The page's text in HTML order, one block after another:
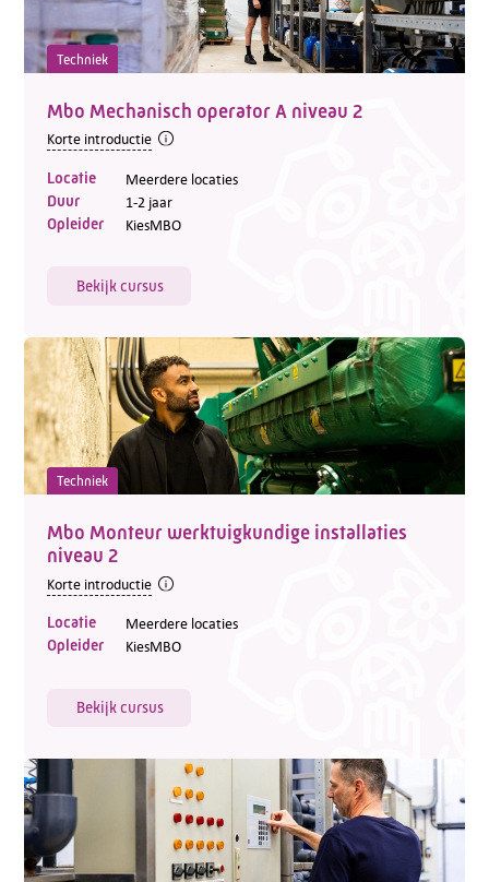
Techniek
Mbo Mechanisch operator A niveau 2
Korte introductie
Locatie Meerdere locaties
Duur 1-2 jaar
Opleider KiesMBO
Bekijk cursus
Techniek
Mbo Monteur werktuigkundige installaties
niveau 2
Korte introductie
Locatie Meerdere locaties
Opleider KiesMBO
Bekijk cursus